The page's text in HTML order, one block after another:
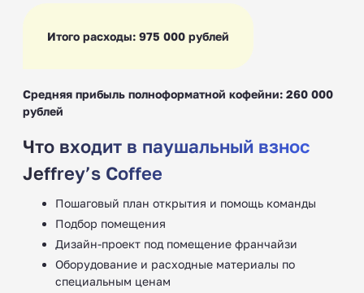
Итого расходы: 975 000 рублей
Средняя прибыль полноформатной кофейни: 260 000
рублей
Что входит в паушальный взнос
Jeffrey’s Coffee
Пошаговый план открытия и помощь команды
Подбор помещения
Дизайн-проект под помещение франчайзи
Оборудование и расходные материалы по
специальным ценам